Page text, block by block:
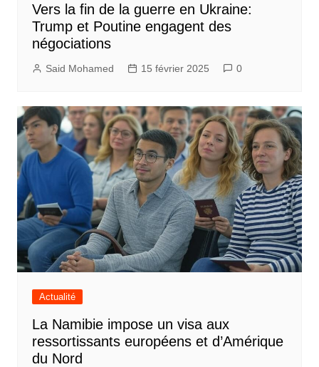
Vers la fin de la guerre en Ukraine:
Trump et Poutine engagent des
négociations
Said Mohamed 15 février 2025 0
Actualité
La Namibie impose un visa aux
ressortissants européens et d’Amérique
du Nord